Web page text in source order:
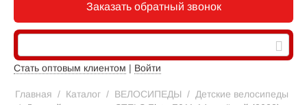
Заказать обратный звонок
Стать оптовым клиентом | Войти
Главная / Каталог / ВЕЛОСИПЕДЫ / Детские велосипеды